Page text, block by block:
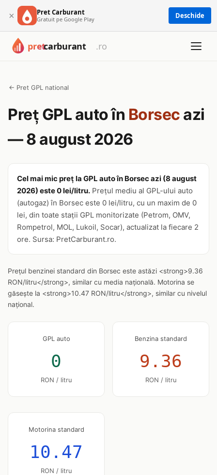
× Pret Carburant
Gratuit pe Google Play Deschide
← Pret GPL national
Preț GPL auto în Borsec azi
— 8 august 2026
Cel mai mic preț la GPL auto în Borsec azi (8 august
2026) este 0 lei/litru. Prețul mediu al GPL-ului auto
(autogaz) în Borsec este 0 lei/litru, cu un maxim de 0
lei, din toate stații GPL monitorizate (Petrom, OMV,
Rompetrol, MOL, Lukoil, Socar), actualizat la fiecare 2
ore. Sursa: PretCarburant.ro.
Prețul benzinei standard din Borsec este astăzi <strong>9.36
RON/litru</strong>, similar cu media națională. Motorina se
găsește la <strong>10.47 RON/litru</strong>, similar cu nivelul
național.
GPL auto
0
RON / litru
Benzina standard
9.36
RON / litru
Motorina standard
10.47
RON / litru